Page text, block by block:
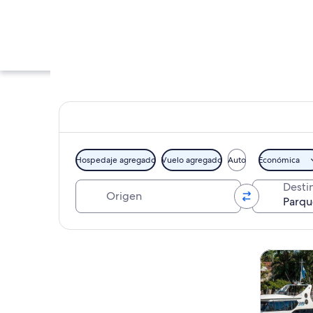
Una noria y una
Hospedaje agregado Vuelo agregado Auto Económica
Tours y